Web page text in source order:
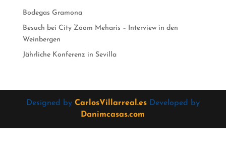
Bodegas Gramona
Besuch bei City Zoom Meharis – Interview in den
Weinbergen
Jährliche Konferenz in Sevilla
Designed by CarlosVillarreal.esDeveloped by
Danimcasas.com